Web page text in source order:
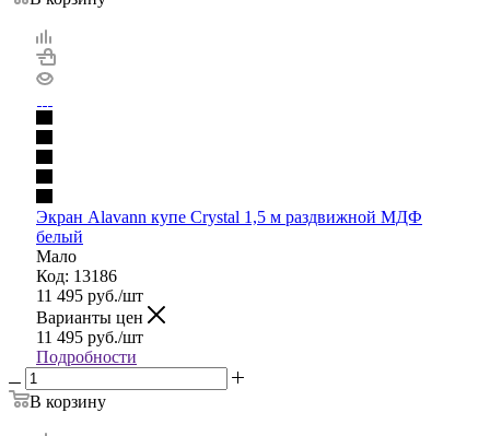
Экран Alavann купе Crystal 1,5 м раздвижной МДФ
белый
Мало
Код: 13186
11 495 руб./шт
Варианты цен
11 495 руб./шт
Подробности
В корзину